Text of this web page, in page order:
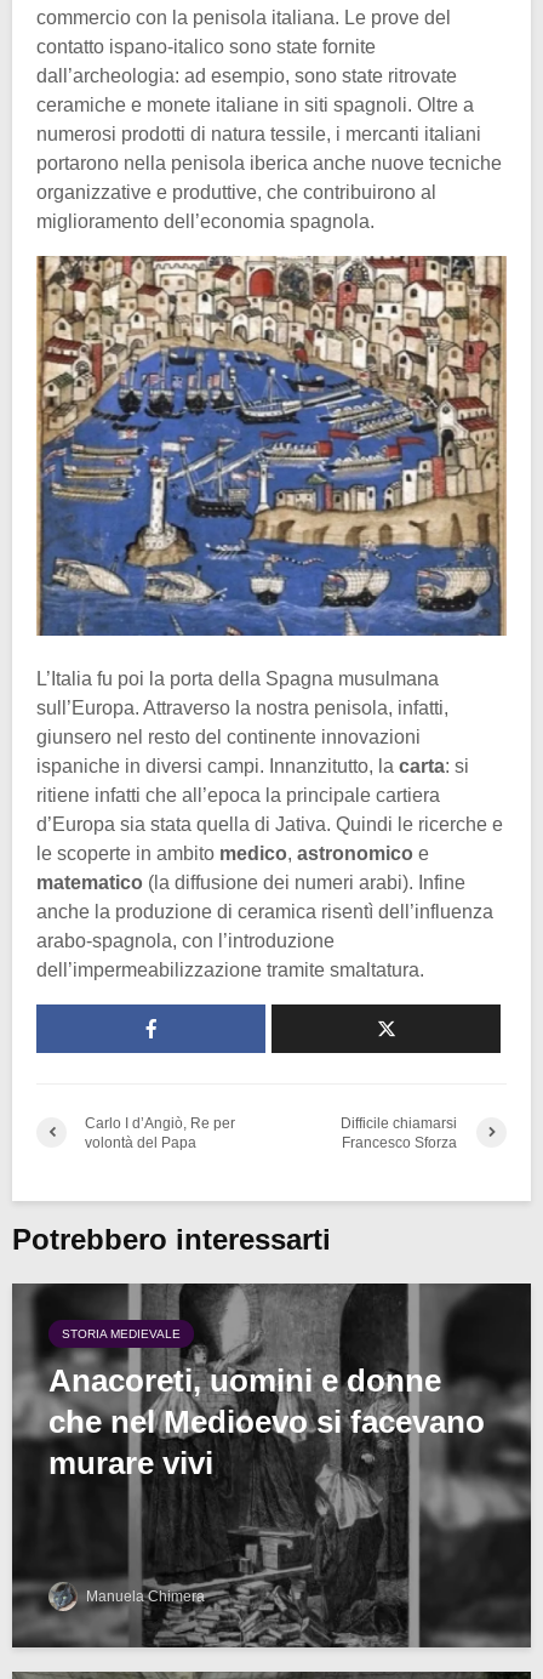
commercio con la penisola italiana. Le prove del
contatto ispano-italico sono state fornite
dall’archeologia: ad esempio, sono state ritrovate
ceramiche e monete italiane in siti spagnoli. Oltre a
numerosi prodotti di natura tessile, i mercanti italiani
portarono nella penisola iberica anche nuove tecniche
organizzative e produttive, che contribuirono al
miglioramento dell’economia spagnola.
L’Italia fu poi la porta della Spagna musulmana
sull’Europa. Attraverso la nostra penisola, infatti,
giunsero nel resto del continente innovazioni
ispaniche in diversi campi. Innanzitutto, la carta: si
ritiene infatti che all’epoca la principale cartiera
d’Europa sia stata quella di Jativa. Quindi le ricerche e
le scoperte in ambito medico, astronomico e
matematico (la diffusione dei numeri arabi). Infine
anche la produzione di ceramica risentì dell’influenza
arabo-spagnola, con l’introduzione
dell’impermeabilizzazione tramite smaltatura.
Carlo I d’Angiò, Re per
volontà del Papa
Difficile chiamarsi
Francesco Sforza
Potrebbero interessarti
STORIA MEDIEVALE
Anacoreti, uomini e donne
che nel Medioevo si facevano
murare vivi
Manuela Chimera